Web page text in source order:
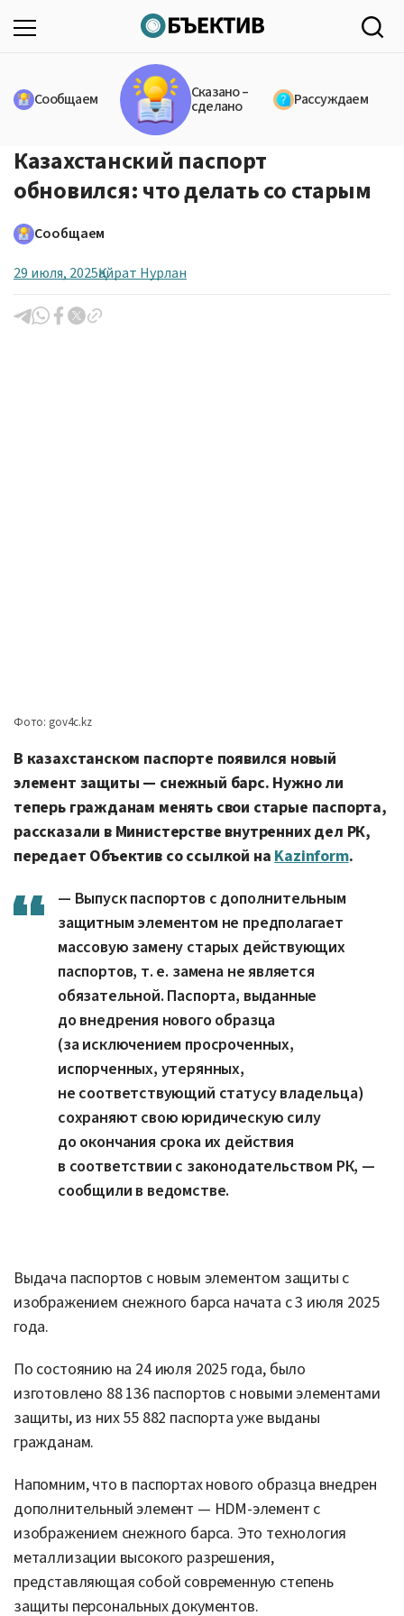
Сообщаем Сказано –
сделано Рассуждаем
Казахстанский паспорт
обновился: что делать со старым
Сообщаем
29 июля, 2025Қайрат Нурлан
Фото: gov4c.kz
В казахстанском паспорте появился новый
элемент защиты — снежный барс. Нужно ли
теперь гражданам менять свои старые паспорта,
рассказали в Министерстве внутренних дел РК,
передает Объектив со ссылкой на Kazinform.
— Выпуск паспортов с дополнительным
защитным элементом не предполагает
массовую замену старых действующих
паспортов, т. е. замена не является
обязательной. Паспорта, выданные
до внедрения нового образца
(за исключением просроченных,
испорченных, утерянных,
не соответствующий статусу владельца)
сохраняют свою юридическую силу
до окончания срока их действия
в соответствии с законодательством РК, —
сообщили в ведомстве.
Выдача паспортов с новым элементом защиты с
изображением снежного барса начата с 3 июля 2025
года.
По состоянию на 24 июля 2025 года, было
изготовлено 88 136 паспортов с новыми элементами
защиты, из них 55 882 паспорта уже выданы
гражданам.
Напомним, что в паспортах нового образца внедрен
дополнительный элемент — HDM-элемент с
изображением снежного барса. Это технология
металлизации высокого разрешения,
представляющая собой современную степень
защиты персональных документов.